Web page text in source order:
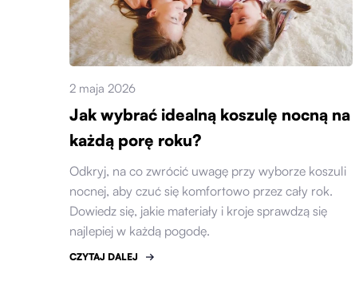
2 maja 2026
Jak wybrać idealną koszulę nocną na
każdą porę roku?
Odkryj, na co zwrócić uwagę przy wyborze koszuli
nocnej, aby czuć się komfortowo przez cały rok.
Dowiedz się, jakie materiały i kroje sprawdzą się
najlepiej w każdą pogodę.
CZYTAJ DALEJ